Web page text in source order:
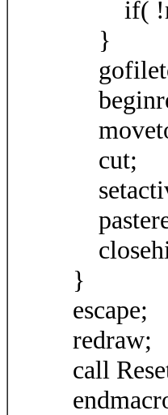
if(
}
cut;
}
escape;
redraw;
call